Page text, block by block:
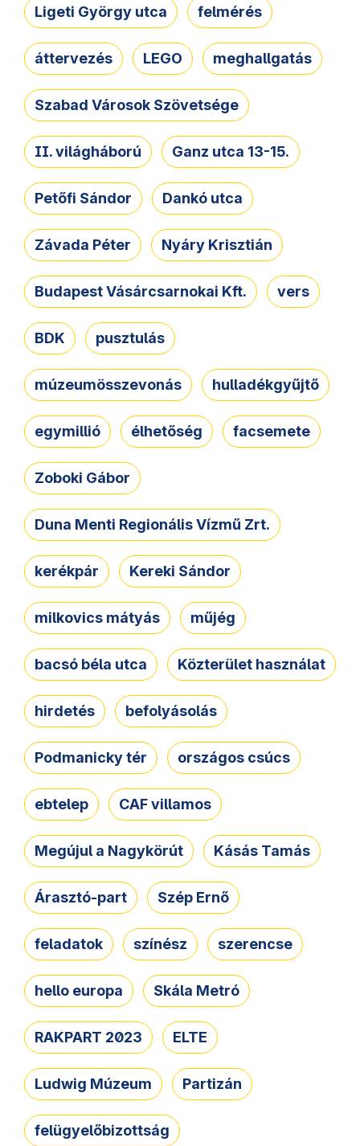
Ligeti György utca felmérés
áttervezés LEGO meghallgatás
Szabad Városok Szövetsége
II. világháború Ganz utca 13-15.
Petőfi Sándor Dankó utca
Závada Péter Nyáry Krisztián
Budapest Vásárcsarnokai Kft. vers
BDK pusztulás
múzeumösszevonás hulladékgyűjtő
egymillió élhetőség facsemete
Zoboki Gábor
Duna Menti Regionális Vízmű Zrt.
kerékpár Kereki Sándor
milkovics mátyás műjég
bacsó béla utca Közterület használat
hirdetés befolyásolás
Podmanicky tér országos csúcs
ebtelep CAF villamos
Megújul a Nagykörút Kásás Tamás
Árasztó-part Szép Ernő
feladatok színész szerencse
hello europa Skála Metró
RAKPART 2023 ELTE
Ludwig Múzeum Partizán
felügyelőbizottság